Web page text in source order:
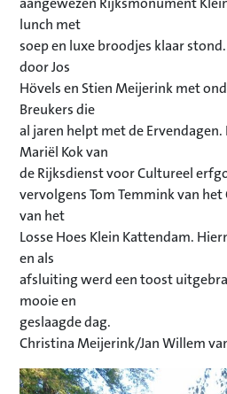
aangewezen Rijksmonument
lunch met
soep en luxe broodjes klaar
door Jos
Hövels en Stien Meijerink met
Breukers die
al jaren helpt met de
Mariël Kok van
de Rijksdienst voor Cultureel
vervolgens Tom Temmink van
van het
Losse Hoes Klein Kattendam.
en als
afsluiting werd een toost
mooie en
geslaagde dag.
Christina Meijerink/Jan Willem